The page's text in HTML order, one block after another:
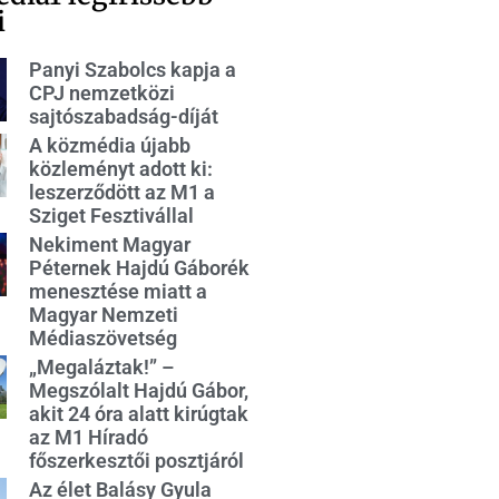
Panyi Szabolcs kapja a
CPJ nemzetközi
sajtószabadság-díját
A közmédia újabb
közleményt adott ki:
leszerződött az M1 a
Sziget Fesztivállal
Nekiment Magyar
Péternek Hajdú Gáborék
menesztése miatt a
Magyar Nemzeti
Médiaszövetség
„Megaláztak!” –
Megszólalt Hajdú Gábor,
akit 24 óra alatt kirúgtak
az M1 Híradó
főszerkesztői posztjáról
Az élet Balásy Gyula